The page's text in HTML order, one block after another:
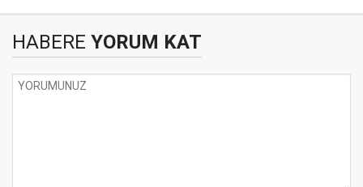
HABERE YORUM KAT